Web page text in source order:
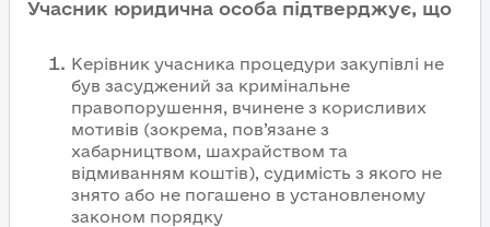
Учасник юридична особа підтверджує, що
Керівник учасника процедури закупівлі не
був засуджений за кримінальне
правопорушення, вчинене з корисливих
мотивів (зокрема, пов’язане з
хабарництвом, шахрайством та
відмиванням коштів), судимість з якого не
знято або не погашено в установленому
законом порядку